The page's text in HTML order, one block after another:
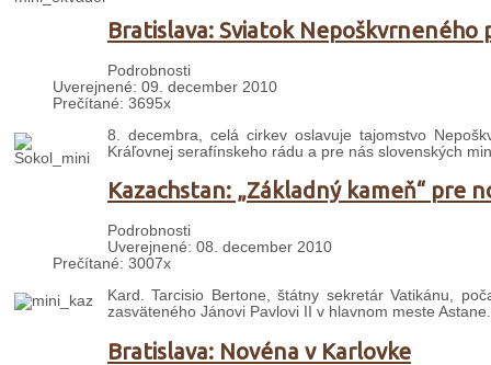
Bratislava: Sviatok Nepoškvrneného
Podrobnosti
Uverejnené: 09. december 2010
Prečítané: 3695x
8. decembra, celá cirkev oslavuje tajomstvo
Kráľovnej serafínskeho rádu a pre nás slovenských
Kazachstan: „Základný kameň“ pre
Podrobnosti
Uverejnené: 08. december 2010
Prečítané: 3007x
Kard. Tarcisio Bertone, štátny sekretár Vatikánu,
zasväteného Jánovi Pavlovi II v hlavnom meste
Bratislava: Novéna v Karlovke